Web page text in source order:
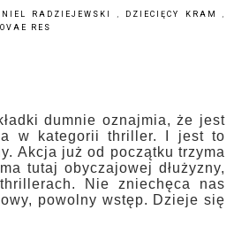
RADZIEJEWSKI , DZIECIĘCY KRAM,
RES
dumnie oznajmia, że jest
w kategorii thriller. I jest to
Akcja już od początku trzyma
tutaj obyczajowej dłużyzny,
Nie zniechęca nas
powolny wstęp. Dzieje się